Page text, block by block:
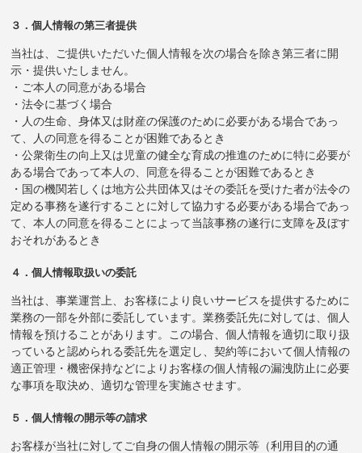
３．個人情報の第三者提供
当社は、ご提供いただいた個人情報を次の場合を除き第三者に開
示・提供いたしません。
・ご本人の同意がある場合
・法令に基づく場合
・人の生命、身体又は財産の保護のために必要がある場合であっ
て、人の同意を得ることが困難であるとき
・公衆衛生の向上又は児童の健全な育成の推進のために特に必要が
ある場合であって本人の、同意を得ることが困難であるとき
・国の機関若しくは地方公共団体又はその委託を受けた者が法令の
定める事務を遂行することに対して協力する必要がある場合であっ
て、本人の同意を得ることによって当該事務の遂行に支障を及ぼす
おそれがあるとき
４．個人情報取扱いの委託
当社は、事業運営上、お客様により良いサービスを提供するために
業務の一部を外部に委託しています。業務委託先に対しては、個人
情報を預けることがあります。この場合、個人情報を適切に取り扱
っていると認められる委託先を選定し、契約等において個人情報の
適正管理・機密保持などによりお客様の個人情報の漏洩防止に必要
な事項を取決め、適切な管理を実施させます。
５．個人情報の開示等の請求
お客様が当社に対してご自身の個人情報の開示等（利用目的の通